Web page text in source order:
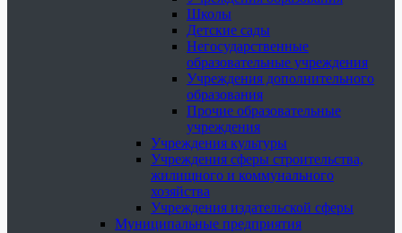
Школы
Детские сады
Негосударственные
образовательные учреждения
Учреждения дополнительного
образования
Прочие образовательные
учреждения
Учреждения культуры
Учреждения сферы строительства,
жилищного и коммунального
хозяйства
Учреждения издательской сферы
Муниципальные предприятия